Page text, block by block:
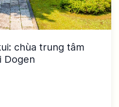
chùa trung tâm
Dogen